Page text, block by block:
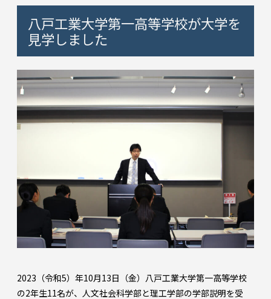
八戸工業大学第一高等学校が大学を
見学しました
2023（令和5）年10月13日（金）八戸工業大学第一高等学校
の2年生11名が、人文社会科学部と理工学部の学部説明を受